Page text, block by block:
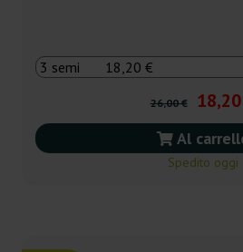
26,00 €
Al
Spedito oggi